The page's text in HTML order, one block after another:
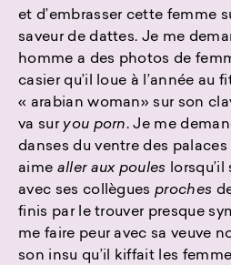
et d’embrasser cette femme
saveur de dattes. Je me
homme a des photos de
casier qu’il loue à l’année au
« arabian woman» sur son
va sur you porn. Je me
danses du ventre des
aime aller aux poules
avec ses collèguesproches
finis par le trouver presque
me faire peur avec sa veuve
son insu qu’il kiffait les